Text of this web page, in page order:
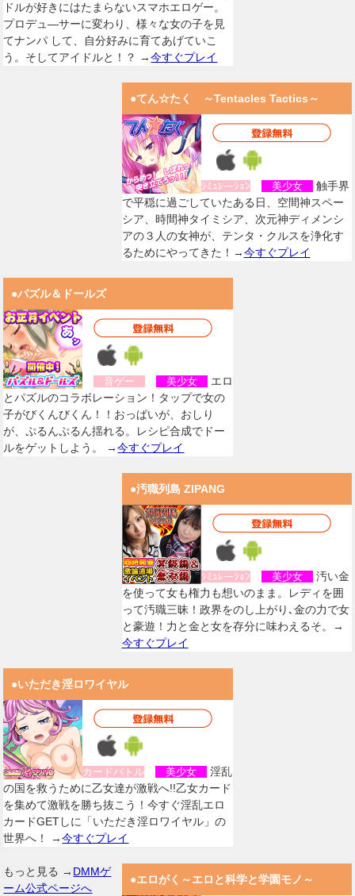
ドルが好きにはたまらないスマホエロゲー。
プロデュ―サーに変わり、様々な女の子を見
てナンパ して、自分好みに育てあげていこ
う。そしてアイドルと！？ →今すぐプレイ
●てん☆たく ～Tentacles Tactics～
ｼﾐｭﾚーｼｮﾝ 美少女
触手界
で平穏に過ごしていたある日、空間神スペー
シア、時間神タイミシア、次元神ディメンシ
アの３人の女神が、テンタ・クルスを浄化す
るためにやってきた！→今すぐプレイ
●パズル＆ドールズ
音ゲー 美少女
エロ
とパズルのコラボレーション！タップで女の
子がびくんびくん！！おっぱいが、おしり
が、ぷるんぷるん揺れる。レシピ合成でドー
ルをゲットしよう。 →今すぐプレイ
●汚職列島 ZIPANG
ｼﾐｭﾚーｼｮﾝ 美少女
汚い金
を使って女も権力も想いのまま。レディを囲
って汚職三昧！政界をのし上がり､金の力で女
と豪遊！力と金と女を存分に味わえるそ。→
今すぐプレイ
●いただき淫ロワイヤル
カードバトル 美少女
淫乱
の国を救うために乙女達が激戦へ!!乙女カード
を集めて激戦を勝ち抜こう！今すぐ淫乱エロ
カードGETしに「いただき淫ロワイヤル」の
世界へ！ →今すぐプレイ
●エロがく～エロと科学と学園モノ～
もっと見る → DMMゲ
ーム公式ページへ